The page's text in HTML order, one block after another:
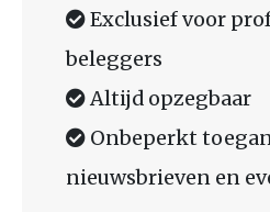
Exclusief voor
beleggers
Altijd opzegbaar
Onbeperkt
nieuwsbrieven en